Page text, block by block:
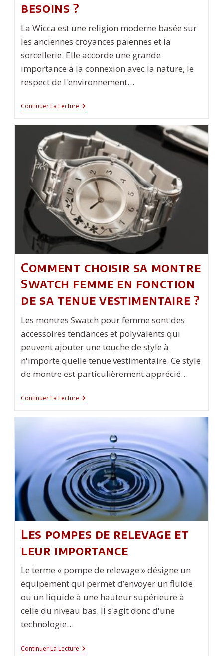
besoins ?
La Wicca est une religion moderne basée sur
les anciennes croyances païennes et la
sorcellerie. Elle accorde une grande
importance à la connexion avec la nature, le
respect de l'environnement…
Continuer La Lecture Comment
Choisir
Meilleure
Boutique
En
Ligne
Wicca
Pour
Vos
Besoins
?
Comment choisir sa montre
Swatch femme en fonction
de sa tenue vestimentaire ?
Les montres Swatch pour femme sont des
accessoires tendances et polyvalents qui
peuvent ajouter une touche de style à
n'importe quelle tenue vestimentaire. Ce style
de montre est particulièrement apprécié…
Continuer La Lecture Comment
Choisir
Femme
En
Fonction
De
Sa
Tenue
Vestimentaire
?
Les pompes de relevage et
leur importance
Le terme « pompe de relevage » désigne un
équipement qui permet d’envoyer un fluide
ou un liquide à une hauteur supérieure à
celle du niveau bas. Il s'agit donc d'une
technologie…
Continuer La Lecture Les